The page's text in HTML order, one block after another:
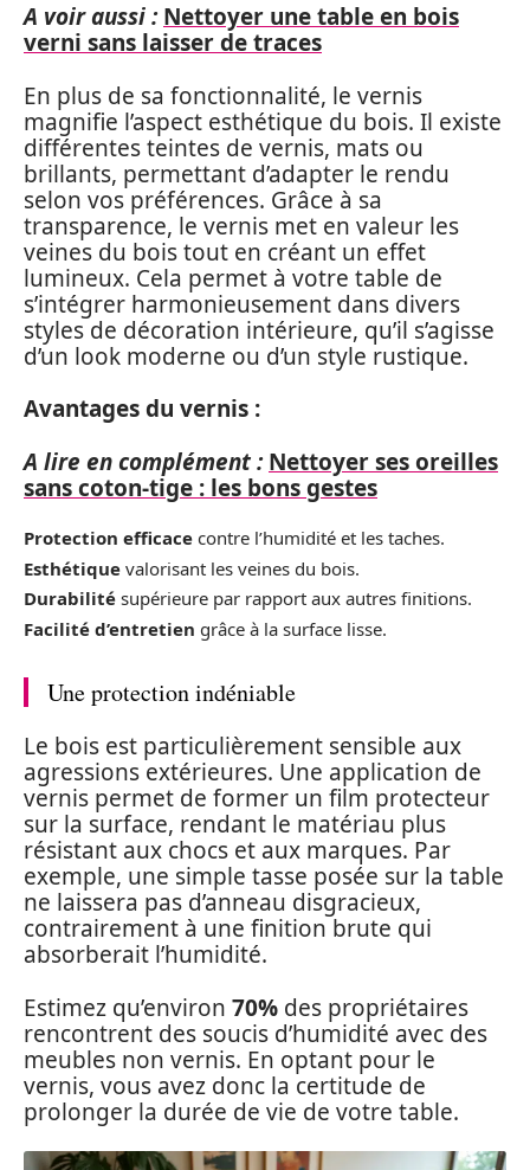
A voir aussi : Nettoyer une table en bois
verni sans laisser de traces
En plus de sa fonctionnalité, le vernis
magnifie l’aspect esthétique du bois. Il existe
différentes teintes de vernis, mats ou
brillants, permettant d’adapter le rendu
selon vos préférences. Grâce à sa
transparence, le vernis met en valeur les
veines du bois tout en créant un effet
lumineux. Cela permet à votre table de
s’intégrer harmonieusement dans divers
styles de décoration intérieure, qu’il s’agisse
d’un look moderne ou d’un style rustique.
Avantages du vernis :
A lire en complément : Nettoyer ses oreilles
sans coton-tige : les bons gestes
Protection efficace contre l’humidité et les taches.
Esthétique valorisant les veines du bois.
Durabilité supérieure par rapport aux autres finitions.
Facilité d’entretien grâce à la surface lisse.
Une protection indéniable
Le bois est particulièrement sensible aux
agressions extérieures. Une application de
vernis permet de former un film protecteur
sur la surface, rendant le matériau plus
résistant aux chocs et aux marques. Par
exemple, une simple tasse posée sur la table
ne laissera pas d’anneau disgracieux,
contrairement à une finition brute qui
absorberait l’humidité.
Estimez qu’environ 70% des propriétaires
rencontrent des soucis d’humidité avec des
meubles non vernis. En optant pour le
vernis, vous avez donc la certitude de
prolonger la durée de vie de votre table.